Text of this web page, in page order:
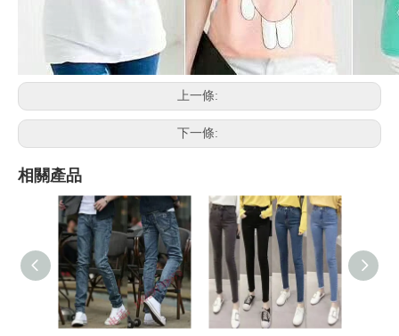
上一條:
下一條:
相關產品